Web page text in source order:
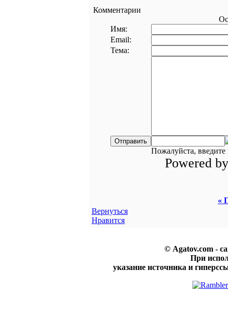
Комментарии
Имя:
Email:
Тема:
Пожалуйста,
Powered
«
Вернуться
Нравится
© Agatov.com -
При
указание источника и